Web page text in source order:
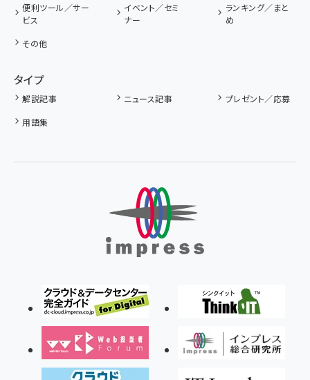
便利ツール／サー
ビス
イベント／セミ
ナー
ランキング／まと
め
その他
タイプ
解説記事 ニュース記事
プレゼント／応募
用語集